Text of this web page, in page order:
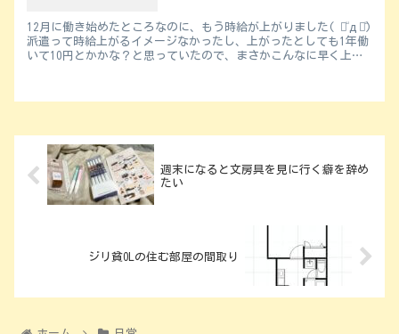
12月に働き始めたところなのに、もう時給が上がりました( ꒪ͧд꒪ͧ)
派遣って時給上がるイメージなかったし、上がったとしても1年働
いて10円とかかな？と思っていたので、まさかこんなに早く上が
週末になると文房具を見に行く癖を辞め
たい
ジリ貧OLの住む部屋の間取り